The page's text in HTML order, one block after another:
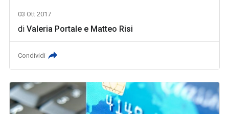
03 Ott 2017
diValeria Portale e Matteo Risi
Condividi